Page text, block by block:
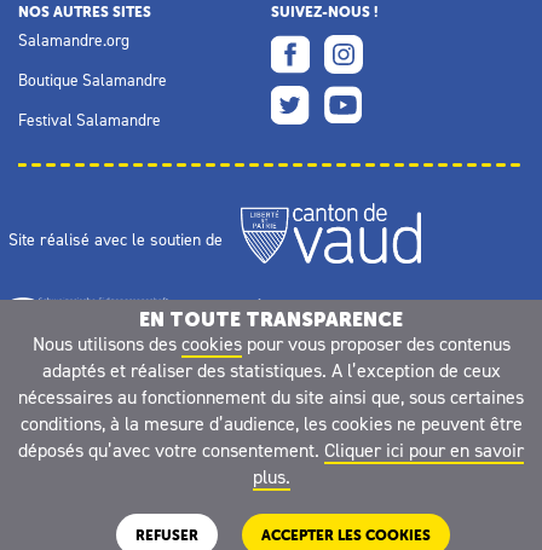
NOS AUTRES SITES
Salamandre.org
Boutique Salamandre
Festival Salamandre
SUIVEZ-NOUS !
Site réalisé avec le soutien de
EN TOUTE TRANSPARENCE
Nous utilisons des cookiespour vous proposer des contenus
adaptés et réaliser des statistiques. A l’exception de ceux
nécessaires au fonctionnement du site ainsi que, sous certaines
conditions, à la mesure d’audience, les cookies ne peuvent être
déposés qu’avec votre consentement. Cliquer ici pour en savoir
plus.
REFUSER ACCEPTER LES COOKIES